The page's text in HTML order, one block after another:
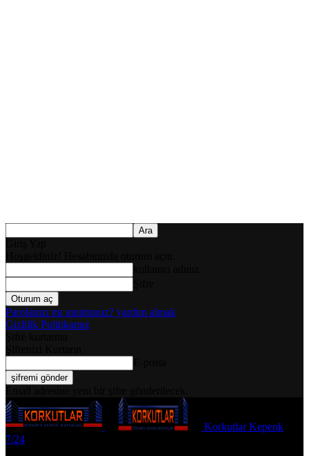
Parolanızı mı unuttunuz? yardım almak
Gizlilik Politikamız
Korkutlar Kepenk
7/24